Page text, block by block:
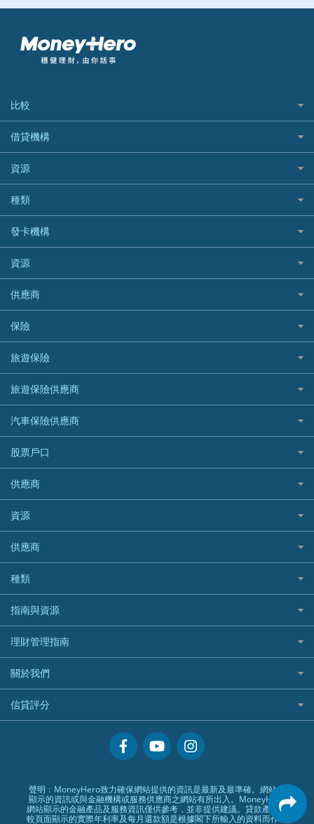
比較
私人貸款比較
稅季/稅務貸款
網上貸款
結餘轉戶(清卡數貸款)
銀行貸款
財務公司貸款
免入息貸款
免TU貸款
急借錢
緊急貸款比較
最佳小額貸款比較
易批必批貸款
24小時貸款
最佳循環貸款
借貸機構
BEA 東亞銀行
BOC 中國銀行
Cashing Pro 優尚信貸
CCB(Asia) 中國建設銀行 (亞洲)
Citibank 花旗銀行
CNCBI 信銀國際
CreFIT 維信
DBS 星展銀行
DSB 大新銀行
HSBC 滙豐銀行貸款
K Cash 貸款
Mox 銀行
National Resources 中潤物業按揭
OCBC 華僑銀行
PrimeCredit 安信信貸
Promise 邦民日本財務
Rabbit Credit月兔信貸
Standard Chartered 渣打銀行
UA 亞洲聯合財務
WeLab Bank
WeLend 貸款
資源
如何申請個人貸款
如何管理個人貸款
個人貸款有用資訊
清卡數貸款教學
循環貸款教學
個人化貸款產品推介 🔥全新
供樓利息扣稅
最佳貸款app
種類
網購優惠
精選外幣網購信用卡
尊尚信用卡
公司信用卡
電子錢包信用卡
日本遊信用卡攻略
韓國遊信用卡攻略
台灣遊信用卡攻略
機場貴賓室信用卡
銀聯信用卡
高獎賞信用卡推薦
酒店信用卡
發卡機構
Citibank花旗銀行
AE美國運通
DBS星展銀行
HSBC滙豐銀行
Mox
信銀國際
大新銀行
恒生銀行
Standard Chartered渣打銀行
東亞銀行
SIM
Airwallex信用卡
資源
Black Friday優惠
淘寶付款方式
一田購物優惠日
SOGO感謝祭
HKTVmall優惠碼
交稅優惠
酒店優惠碼
機票優惠碼
供應商
八達通自動增值信用卡
保險
旅遊保險
汽車保險
家居保險
家傭保險
寵物保險
定期人壽保險
危疾保險
年金資訊
樓宇火險
旅遊保險
日本旅遊保險及資訊
泰國旅遊保險及資訊
台灣旅遊保險及資訊
韓國旅遊保險及資訊
歐洲旅遊保險及資訊
越南旅遊保險及資訊
澳洲旅遊保險及資訊
長者嘆世界
家庭親子遊
自駕遊比較
相機有得保
專為孕婦設計的最佳旅遊保險
最佳滑雪旅遊保險
最適合BB的旅遊保險
旅遊保險供應商
AXA 安盛
AIG 美亞
Allianz 安聯
Allied World 世聯
Avo
中國銀行
Bolttech 保特
Blue Cross 藍十字
中國平安
HSBC滙豐銀行
MSIG 三井住友
Prudential 保誠
QBE 昆士蘭
Starr
汽車保險供應商
大新汽車保險
中銀汽車保險
Allianz安聯汽車保險
bolttech保障汽車保險
Zurich蘇黎世汽車保險
QBE昆士蘭汽車保險
平安汽車保險
股票戶口
富途證券
IB盈透證券
老虎證券
uSMART 盈立證券
華盛証券
長橋證券
WeBull微牛證券
漲樂全球通｜華泰國際
OSL
供應商
富途牛牛好唔好？
Webull微牛證券好唔好？
Longbridge長橋證券好唔好？
老虎證券好唔好？
華盛証券好唔好？
漲樂全球通好唔好？
IB盈透證券好唔好？
盈立證券 uSMART 好唔好？
Stashaway好唔好？
資源
股票戶口開戶
證券行邊間好？
港股5隻高息ETF精選
什麼是ETF？
香港30大高息股排行
黃金ETF懶人包
最值得注意的比特幣ETF
選股策略：五步調查攻略
供應商
銀行戶口比較
尊尚銀行戶口
Citi Plus
中信銀行inMotion
Airwallex銀行
種類
定期存款
港元定存
人民幣定存
美元定存
英鎊定存
澳元定存
指南與資源
理財資訊
識慳識賺
債務管理
投資理財
置業安居
專欄文章
理財管理指南
常用相關詞彙
MoneyHero電子報
所有合作銀行或機構
關於我們
服務承諾
網上支援
常見問題
條款及細則
信貸評分
聲明﹕MoneyHero致力確保網站提供的資訊是最新及最準確。網站所
顯示的資訊或與金融機構或服務供應商之網站有所出入。MoneyHero
網站顯示的金融產品及服務資訊僅供參考，並非提供建議。貸款產品比
較頁面顯示的實際年利率及每月還款額是根據閣下所輸入的資料而作出